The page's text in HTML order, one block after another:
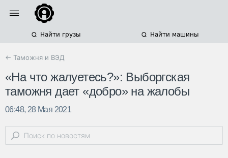
Найти грузы Найти машины
← Таможня и ВЭД
«На что жалуетесь?»: Выборгская
таможня дает «добро» на жалобы
06:48, 28 Мая 2021